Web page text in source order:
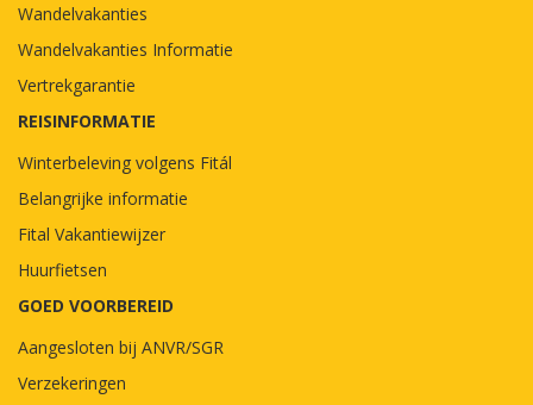
Wandelvakanties
Wandelvakanties Informatie
Vertrekgarantie
REISINFORMATIE
Winterbeleving volgens Fitál
Belangrijke informatie
Fital Vakantiewijzer
Huurfietsen
GOED VOORBEREID
Aangesloten bij ANVR/SGR
Verzekeringen